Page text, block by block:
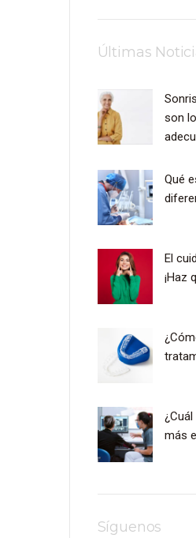
Últimas
son
Qué
El
¡Haz
más
Síguenos